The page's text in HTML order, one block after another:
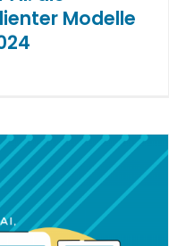
Modelle